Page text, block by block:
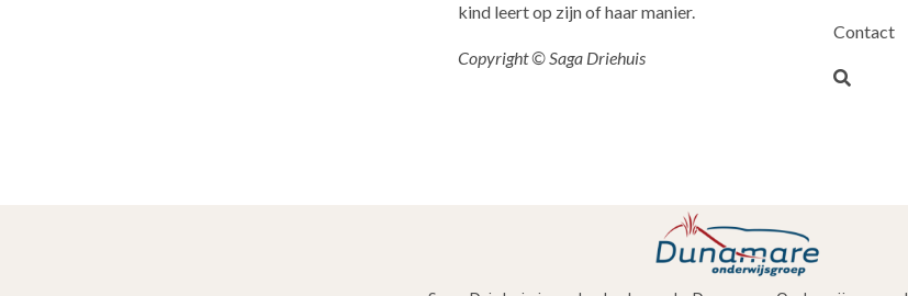
kind leert op zijn of haar manier.
Copyright © Saga Driehuis
Contact